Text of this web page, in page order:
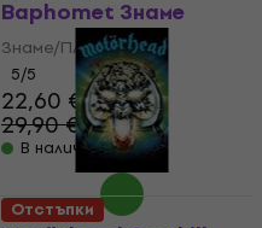
Baphomet Знаме
Знаме/Плакат
5/5
22,60 €
29,90 €
- 24 %
В наличност
Отстъпки